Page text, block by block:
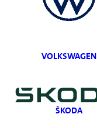
VOLKSWAGEN
ŠKODA